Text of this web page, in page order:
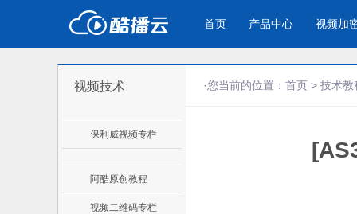
首页 产品中心
产品与新功能
防下载/防盗录/防录屏/防篡改
视频加
应用场景
企业宣传 产
视频技术
保利威视频专栏
阿酷原创教程
视频二维码专栏
·您当前的位置： 首页 > 技术教